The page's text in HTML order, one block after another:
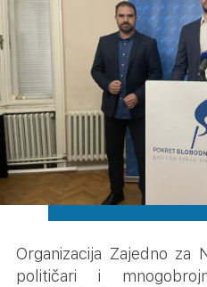
Organizacija Zajedno za
političari i